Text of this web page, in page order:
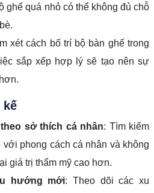
ghế quá nhỏ có thể không đủ chỗ
xét cách bố trí bộ bàn ghế trong
sắp xếp hợp lý sẽ tạo nên sự
kế
sở thích cá nhân: Tìm kiếm
với phong cách cá nhân và không
giá trị thẩm mỹ cao hơn.
hướng mới: Theo dõi các xu